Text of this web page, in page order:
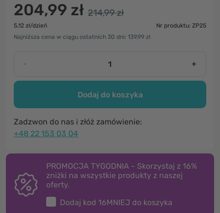
204,99 zł 214,99 zł
5,12 zł/dzień
Nr produktu: ZP25
Najniższa cena w ciągu ostatnich 30 dni: 139,99 zł
- +
Dodaj do koszyka
Zadzwon do nas i złóż zamówienie:
+48 22 153 03 04
PROMOCJA TYGODNIA - Skorzystaj z 16%
zniżki na wszystkie produkty z naszej
oferty.
Dodaj kod 16MNIEJ do koszyka